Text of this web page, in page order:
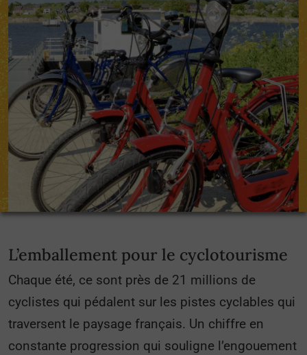
L’emballement pour le cyclotourisme
Chaque été, ce sont près de 21 millions de
cyclistes qui pédalent sur les pistes cyclables qui
traversent le paysage français. Un chiffre en
constante progression qui souligne l’engouement